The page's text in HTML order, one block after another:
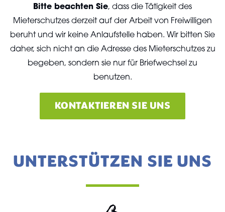
Bitte beachten Sie, dass die Tätigkeit des
Mieterschutzes derzeit auf der Arbeit von Freiwilligen
beruht und wir keine Anlaufstelle haben. Wir bitten Sie
daher, sich nicht an die Adresse des Mieterschutzes zu
begeben, sondern sie nur für Briefwechsel zu
benutzen.
KONTAKTIEREN SIE UNS
UNTERSTÜTZEN SIE UNS